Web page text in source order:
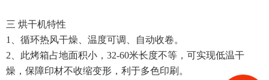
三 烘干机特性
1、循环热风干燥、温度可调、自动收卷。
2、此烤箱占地面积小，32-60米长度不等，可实现低温干
燥，保障印材不收缩变形，利于多色印刷。